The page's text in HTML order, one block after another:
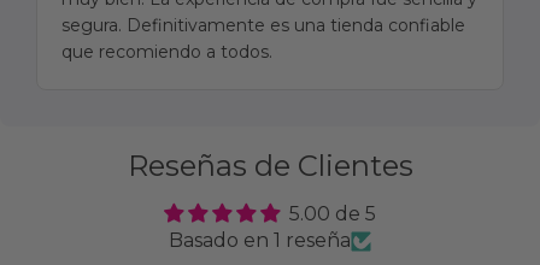
segura. Definitivamente es una tienda confiable
que recomiendo a todos.
Reseñas de Clientes
5.00 de 5
Basado en 1 reseña